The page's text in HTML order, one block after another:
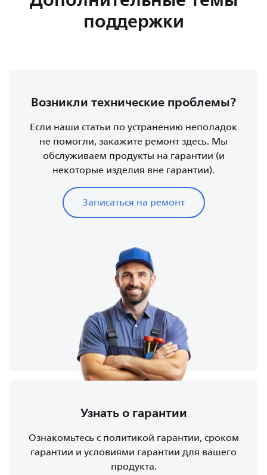
поддержки
Возникли технические проблемы?
Если наши статьи по устранению неполадок
не помогли, закажите ремонт здесь. Мы
обслуживаем продукты на гарантии (и
некоторые изделия вне гарантии).
Записаться на ремонт
Узнать о гарантии
Ознакомьтесь с политикой гарантии, сроком
гарантии и условиями гарантии для вашего
продукта.